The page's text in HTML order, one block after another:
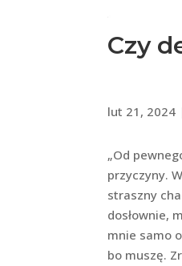
lut 21, 2024
„Od
przyczyny.
straszny
dosłownie,
mnie samo
bo muszę.